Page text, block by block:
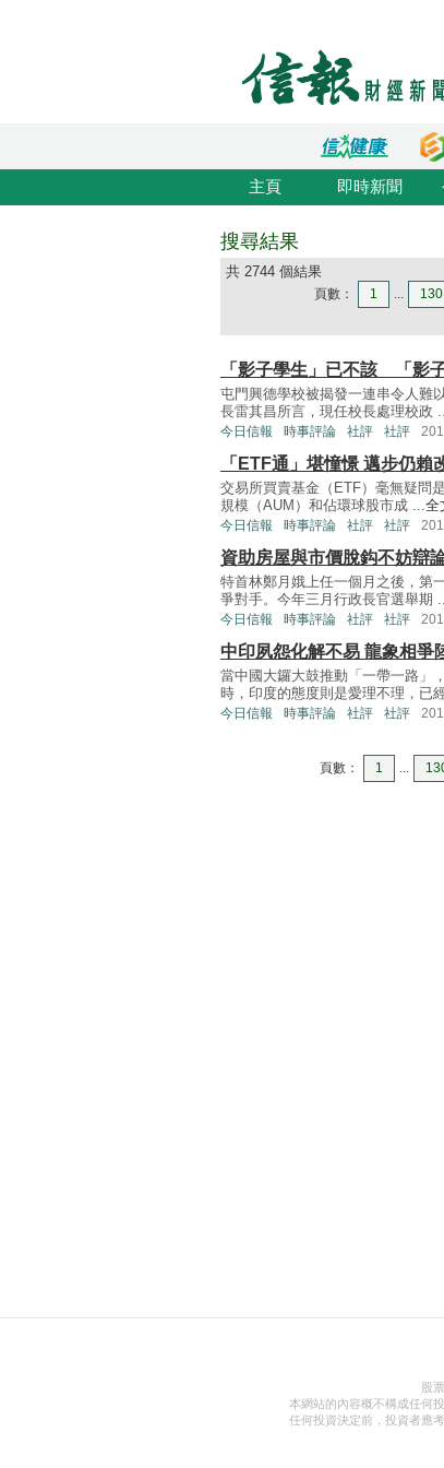
主頁 即時新聞
搜尋結果
共 2744 個結果
頁數： 1 ... 130
「影子學生」已不該 「影
屯門興德學校被揭發一連串令人難
長雷其昌所言，現任校長處理校政
今日信報 時事評論 社評 社評
「ETF通」堪憧憬 邁步仍賴
交易所買賣基金（ETF）毫無疑問
規模（AUM）和佔環球股市成 ...全
今日信報 時事評論 社評 社評
資助房屋與市價脫鈎不妨辯
特首林鄭月娥上任一個月之後，第
爭對手。今年三月行政長官選舉期
今日信報 時事評論 社評 社評
中印夙怨化解不易 龍象相爭
當中國大鑼大鼓推動「一帶一路」
時，印度的態度則是愛理不理，已
今日信報 時事評論 社評 社評
頁數： 1 ...
股
本網站的內容概不構成任何
任何投資決定前，投資者應